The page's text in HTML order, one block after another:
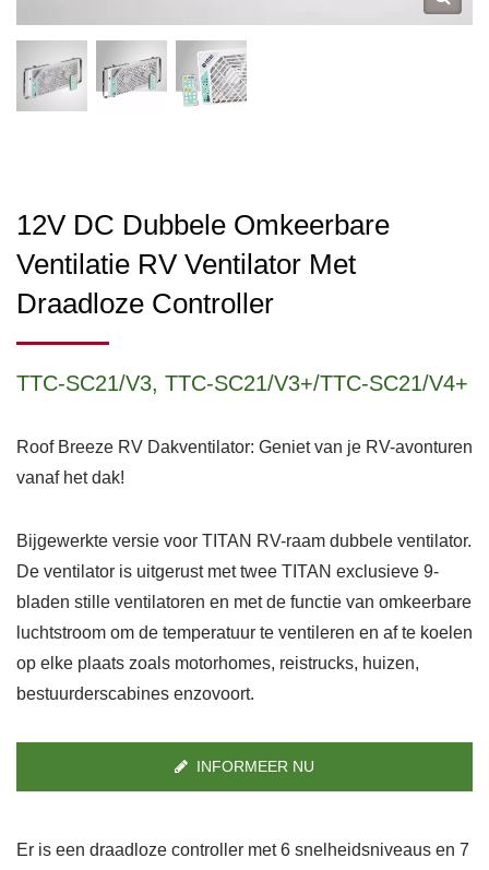
12V DC Dubbele Omkeerbare
Ventilatie RV Ventilator Met
Draadloze Controller
TTC-SC21/V3, TTC-SC21/V3+/TTC-SC21/V4+
Roof Breeze RV Dakventilator: Geniet van je RV-avonturen
vanaf het dak!
Bijgewerkte versie voor TITAN RV-raam dubbele ventilator.
De ventilator is uitgerust met twee TITAN exclusieve 9-
bladen stille ventilatoren en met de functie van omkeerbare
luchtstroom om de temperatuur te ventileren en af te koelen
op elke plaats zoals motorhomes, reistrucks, huizen,
bestuurderscabines enzovoort.
INFORMEER NU
Er is een draadloze controller met 6 snelheidsniveaus en 7